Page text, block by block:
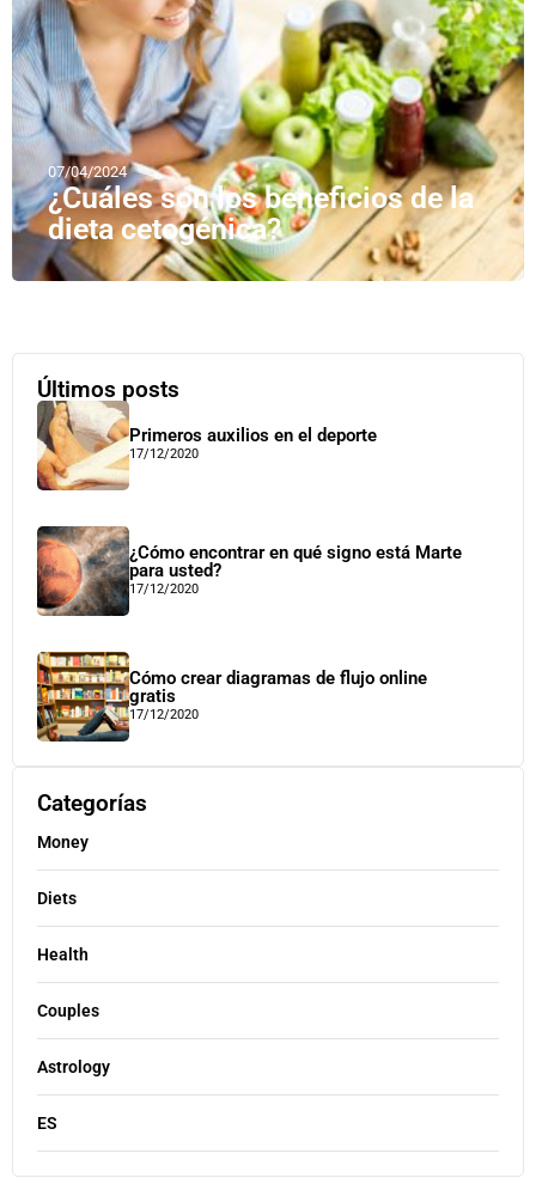
07/04/2024
¿Cuáles son los beneficios de la
dieta cetogénica?
Últimos posts
Primeros auxilios en el deporte
17/12/2020
¿Cómo encontrar en qué signo está Marte
para usted?
17/12/2020
Cómo crear diagramas de flujo online
gratis
17/12/2020
Categorías
Money
Diets
Health
Couples
Astrology
ES